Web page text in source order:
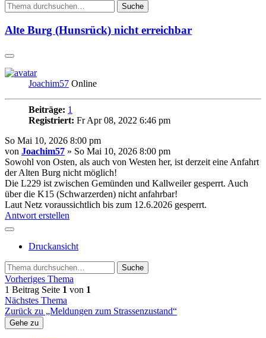
Suche
Alte Burg (Hunsrück) nicht erreichbar
Joachim57 Online
Beiträge: 1
Registriert: Fr Apr 08, 2022 6:46 pm
So Mai 10, 2026 8:00 pm
von Joachim57 » So Mai 10, 2026 8:00 pm
Sowohl von Osten, als auch von Westen her, ist derzeit eine Anfahrt
der Alten Burg nicht möglich!
Die L229 ist zwischen Gemünden und Kallweiler gesperrt. Auch
über die K15 (Schwarzerden) nicht anfahrbar!
Laut Netz voraussichtlich bis zum 12.6.2026 gesperrt.
Antwort erstellen
Druckansicht
Suche
Vorheriges Thema
1 Beitrag Seite 1 von 1
Nächstes Thema
Zurück zu „Meldungen zum Strassenzustand“
Gehe zu